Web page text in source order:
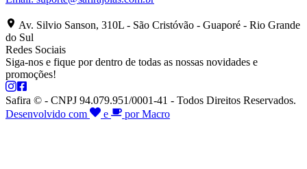
Av. Silvio Sanson, 310L - São Cristóvão - Guaporé - Rio Grande
do Sul
Redes Sociais
Siga-nos e fique por dentro de todas as nossas novidades e
promoções!
Safira © - CNPJ 94.079.951/0001-41 - Todos Direitos Reservados.
Desenvolvido com
e por Macro